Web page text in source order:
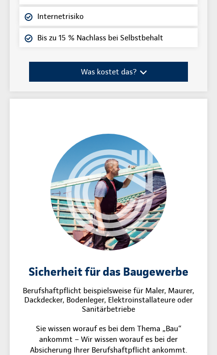
Internetrisiko
Bis zu 15 % Nachlass bei Selbstbehalt
Was kostet das?
Sicherheit für das Baugewerbe
Berufshaftpflicht beispielsweise für Maler, Maurer,
Dackdecker, Bodenleger, Elektroinstallateure oder
Sanitärbetriebe
Sie wissen worauf es bei dem Thema „Bau“
ankommt – Wir wissen worauf es bei der
Absicherung Ihrer Berufshaftpflicht ankommt.